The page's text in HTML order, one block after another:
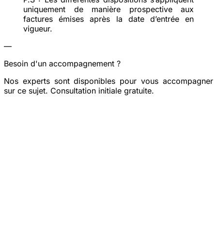
uniquement de manière prospective aux
factures émises après la date d’entrée en
vigueur.
—
Besoin d'un accompagnement ?
Nos experts sont disponibles pour vous accompagner
sur ce sujet. Consultation initiale gratuite.